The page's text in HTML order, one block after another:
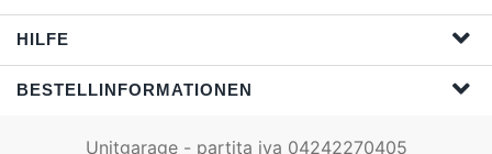
HILFE
BESTELLINFORMATIONEN
Unitgarage - partita iva 04242270405